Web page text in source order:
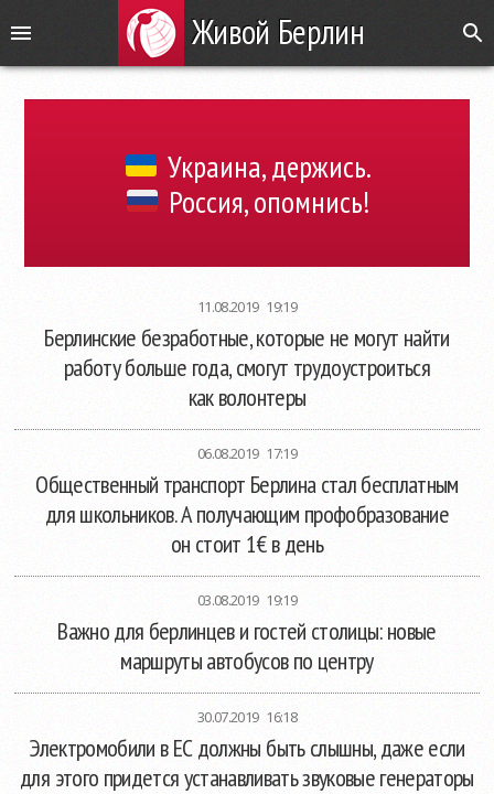
Живой Берлин
Украина, держись.
Россия, опомнись!
11.08.2019 19:19
Берлинские безработные, которые не могут найти
работу больше года, смогут трудоустроиться
как волонтеры
06.08.2019 17:19
Общественный транспорт Берлина стал бесплатным
для школьников. А получающим профобразование
он стоит 1€ в день
03.08.2019 19:19
Важно для берлинцев и гостей столицы: новые
маршруты автобусов по центру
30.07.2019 16:18
Электромобили в ЕС должны быть слышны, даже если
для этого придется устанавливать звуковые генераторы